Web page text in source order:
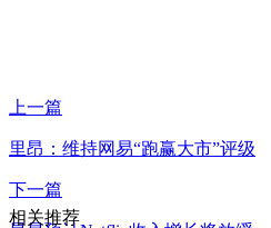
上一篇
里昂：维持网易“跑赢大市”评级
下一篇
相关推荐